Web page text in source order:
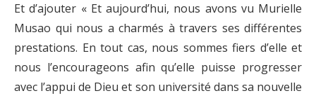
Et d’ajouter « Et aujourd’hui, nous avons vu Murielle
Musao qui nous a charmés à travers ses différentes
prestations. En tout cas, nous sommes fiers d’elle et
nous l’encourageons afin qu’elle puisse progresser
avec l’appui de Dieu et son université dans sa nouvelle